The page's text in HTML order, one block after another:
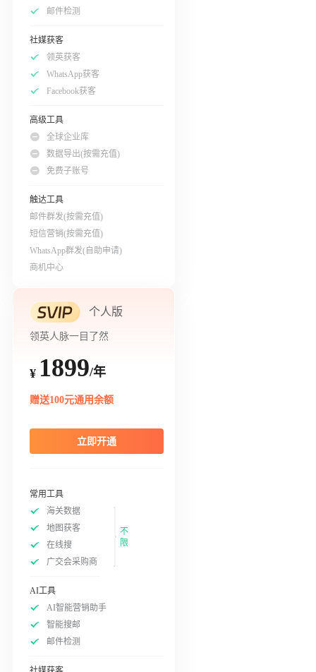
邮件检测
社媒获客
领英获客
WhatsApp获客
Facebook获客
高级工具
全球企业库
数据导出(按需充值)
免费子账号
触达工具
邮件群发(按需充值)
短信营销(按需充值)
WhatsApp群发(自助申请)
商机中心
个人版
领英人脉一目了然
¥ 1899/年
赠送100元通用余额
立即开通
常用工具
海关数据
地图获客
在线搜
广交会采购商
不
限
AI工具
AI智能营销助手
智能搜邮
邮件检测